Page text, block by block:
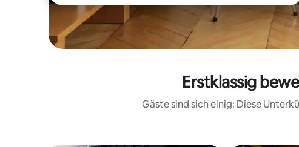
Erstklassig
Gäste sind sich einig: Diese